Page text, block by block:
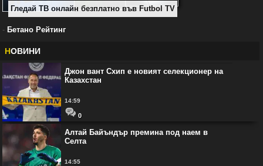
Гледай ТВ онлайн безплатно във Futbol TV
- Бетано Рейтинг
НОВИНИ
Джон вант Схип е новият селекционер на
Казахстан
14:59
0
Алтай Байъндър премина под наем в
Селта
14:55